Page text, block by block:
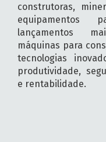
construtoras,
equipamentos
lançamentos
máquinas para
tecnologias
produtividade,
e rentabilidade.